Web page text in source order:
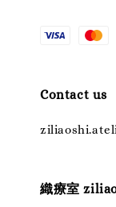
Contact us
織療室